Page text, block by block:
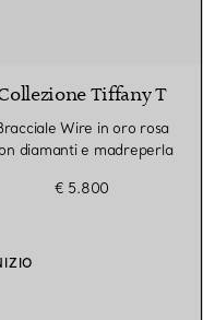
Tiffany T
Wire in oro rosa
diamanti e madreperla
€ 5.800